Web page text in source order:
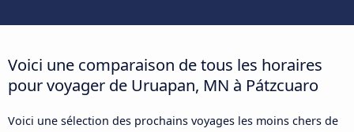
Voici une comparaison de tous les horaires
pour voyager de Uruapan, MN à Pátzcuaro
Voici une sélection des prochains voyages les moins chers de